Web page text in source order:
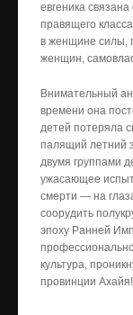
евгеника
правящего
в женщине силы,
женщин,
Внимательный
времени она
детей потеряла
палящий летний
двумя группами
ужасающее
смерти — на
соорудить
эпоху Ранней
культура,
провинции Ахайя!